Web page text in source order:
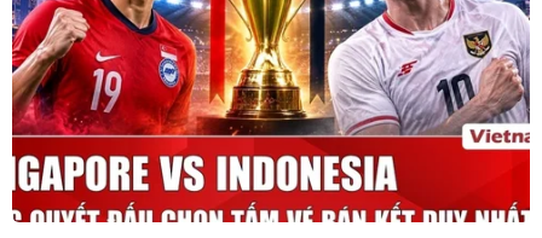
Tiền Giang nhanh chóng đạt miễn dịch cộng
đồng, đẩy lùi đại dịch./.